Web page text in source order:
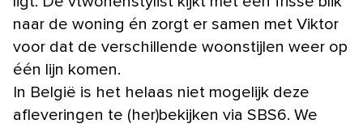
naar de woning én zorgt er samen met Viktor
voor dat de verschillende woonstijlen weer op
één lijn komen.
In België is het helaas niet mogelijk deze
afleveringen te (her)bekijken via SBS6. We